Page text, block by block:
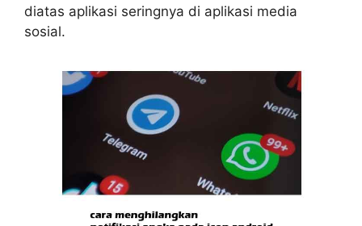
diatas aplikasi seringnya di aplikasi media
sosial.